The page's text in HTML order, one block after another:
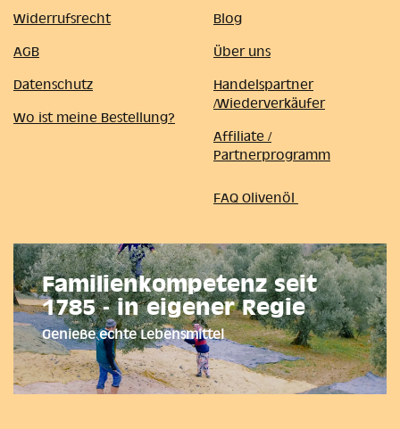
Widerrufsrecht
AGB
Datenschutz
Wo ist meine Bestellung?
Blog
Über uns
Handelspartner
/Wiederverkäufer
Affiliate /
Partnerprogramm
FAQ Olivenöl
Familienkompetenz seit
1785 - in eigener Regie
Genieße echte Lebensmittel